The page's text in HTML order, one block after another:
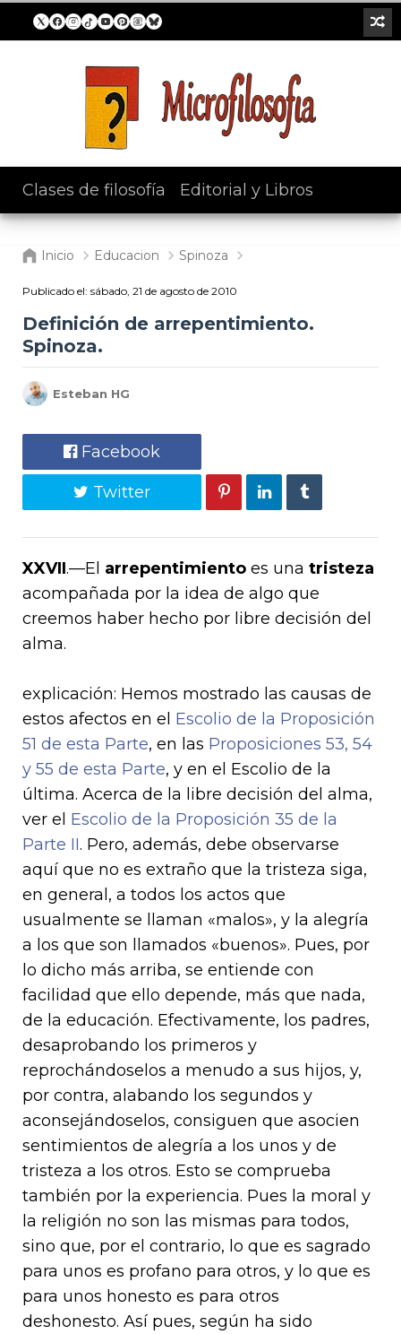
Clases de filosofía Editorial y Libros
Inicio Educacion Spinoza
Publicado el: sábado, 21 de agosto de 2010
Definición de arrepentimiento.
Spinoza.
Esteban HG
Facebook
Twitter
XXVII.—El arrepentimiento es una tristeza
acompañada por la idea de algo que
creemos haber hecho por libre decisión del
alma.
explicación: Hemos mostrado las causas de
estos afectos en el Escolio de la Proposición
51 de esta Parte, en las Proposiciones 53, 54
y 55 de esta Parte, y en el Escolio de la
última. Acerca de la libre decisión del alma,
ver el Escolio de la Proposición 35 de la
Parte II. Pero, además, debe observarse
aquí que no es extraño que la tristeza siga,
en general, a todos los actos que
usualmente se llaman «malos», y la alegría
a los que son llamados «buenos». Pues, por
lo dicho más arriba, se entiende con
facilidad que ello depende, más que nada,
de la educación. Efectivamente, los padres,
desaprobando los primeros y
reprochándoselos a menudo a sus hijos, y,
por contra, alabando los segundos y
aconsejándoselos, consiguen que asocien
sentimientos de alegría a los unos y de
tristeza a los otros. Esto se comprueba
también por la experiencia. Pues la moral y
la religión no son las mismas para todos,
sino que, por el contrario, lo que es sa­grado
para unos es profano para otros, y lo que es
para unos honesto es para otros
deshonesto. Así pues, según ha sido